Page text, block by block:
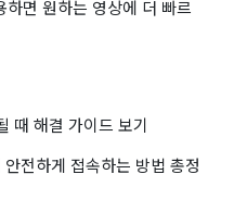
면 원하는 영상에 더 빠르
때 해결 가이드 보기
전하게 접속하는 방법 총정